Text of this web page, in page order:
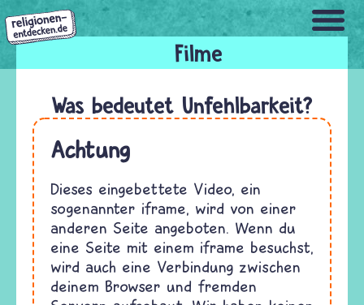
Direkt
zum
Inhalt
Was bedeutet Unfehlbarkeit?
Achtung
Dieses eingebettete Video, ein
sogenannter iframe, wird von einer
anderen Seite angeboten. Wenn du
eine Seite mit einem iframe besuchst,
wird auch eine Verbindung zwischen
deinem Browser und fremden